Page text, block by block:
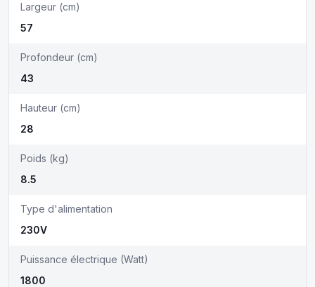
Largeur (cm)
57
Profondeur (cm)
43
Hauteur (cm)
28
Poids (kg)
8.5
Type d'alimentation
230V
Puissance électrique (Watt)
1800